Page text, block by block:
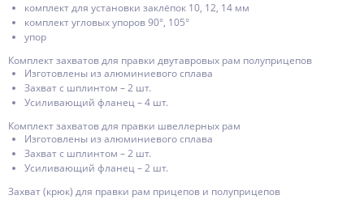
комплект для установки заклёпок 10, 12, 14 мм
комплект угловых упоров 90°, 105°
упор
Комплект захватов для правки двутавровых рам полуприцепов
Изготовлены из алюминиевого сплава
Захват c шплинтом – 2 шт.
Усиливающий фланец – 4 шт.
Комплект захватов для правки швеллерных рам
Изготовлены из алюминиевого сплава
Захват c шплинтом – 2 шт.
Усиливающий фланец – 2 шт.
Захват (крюк) для правки рам прицепов и полуприцепов